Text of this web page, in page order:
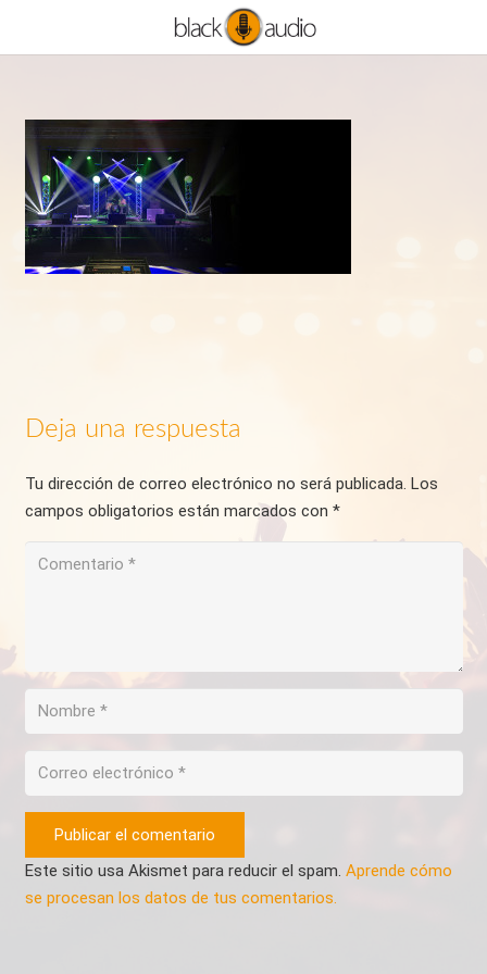
Deja una respuesta
Tu dirección de correo electrónico no será publicada. Los
campos obligatorios están marcados con *
Publicar el comentario
Este sitio usa Akismet para reducir el spam. Aprende cómo
se procesan los datos de tus comentarios.